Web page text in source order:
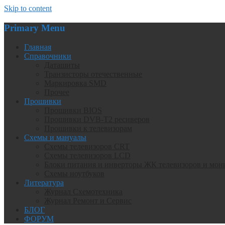
Skip to content
Primary Menu
Главная
Справочники
Прошивки
Схемы и мануалы
Литература
БЛОГ
ФОРУМ